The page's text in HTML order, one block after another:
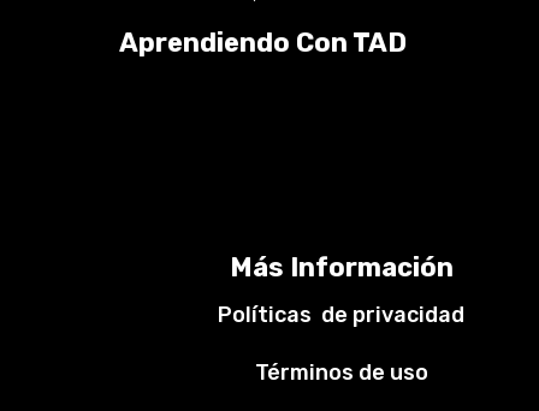
Aprendiendo Con TAD
Más Información
Políticas de privacidad
Términos de uso